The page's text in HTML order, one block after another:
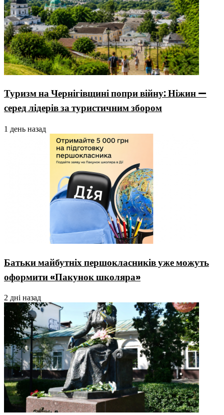
Туризм на Чернігівщині попри війну: Ніжин —
серед лідерів за туристичним збором
1 день назад
Батьки майбутніх першокласників уже можуть
оформити «Пакунок школяра»
2 дні назад